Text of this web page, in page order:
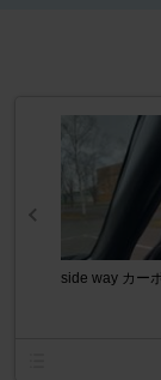
side way カー